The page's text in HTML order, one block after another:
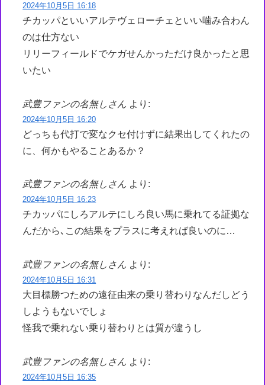
2024年10月5日 16:18
チカッパといいアルテヴェローチェといい噛み合わん
のは仕方ない
リリーフィールドでケガせんかっただけ良かったと思
いたい
武豊ファンの名無しさん より:
2024年10月5日 16:20
どっちも代打で変なクセ付けずに結果出してくれたの
に、何かもやることあるか？
武豊ファンの名無しさん より:
2024年10月5日 16:23
チカッパにしろアルテにしろ良い馬に乗れてる証拠な
んだから､この結果をプラスに考えれば良いのに…
武豊ファンの名無しさん より:
2024年10月5日 16:31
大目標勝つための遠征由来の乗り替わりなんだしどう
しようもないでしょ
怪我で乗れない乗り替わりとは質が違うし
武豊ファンの名無しさん より:
2024年10月5日 16:35